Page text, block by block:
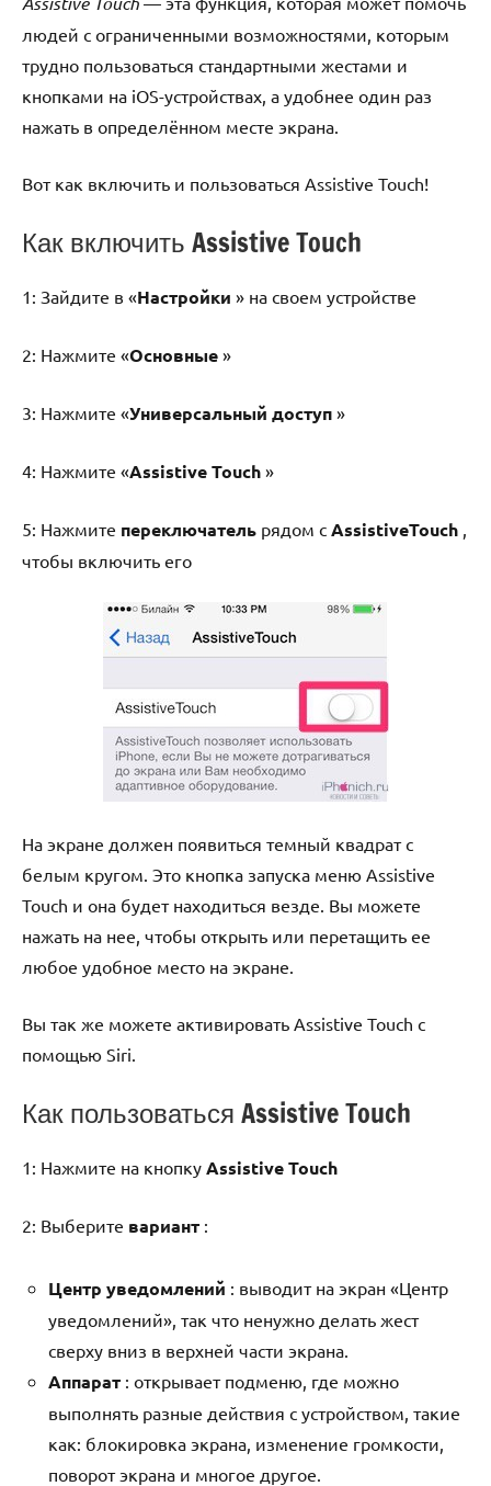
людей с ограниченными возможностями, которым
трудно пользоваться стандартными жестами и
кнопками на iOS-устройствах, а удобнее один раз
нажать в определённом месте экрана.
Вот как включить и пользоваться Assistive Touch!
Как включить Assistive Touch
1: Зайдите в «Настройки » на своем устройстве
2: Нажмите «Основные »
3: Нажмите «Универсальный доступ »
4: Нажмите «Assistive Touch »
5: Нажмите переключатель рядом с AssistiveTouch
чтобы включить его
На экране должен появиться темный квадрат с
белым кругом. Это кнопка запуска меню Assistive
Touch и она будет находиться везде. Вы можете
нажать на нее, чтобы открыть или перетащить ее
любое удобное место на экране.
Вы так же можете активировать Assistive Touch с
помощью Siri.
Как пользоваться Assistive Touch
1: Нажмите на кнопку Assistive Touch
2: Выберите вариант :
Центр уведомлений : выводит на экран «Центр
уведомлений», так что ненужно делать жест
сверху вниз в верхней части экрана.
Аппарат : открывает подменю, где можно
выполнять разные действия с устройством, такие
как: блокировка экрана, изменение громкости,
поворот экрана и многое другое.